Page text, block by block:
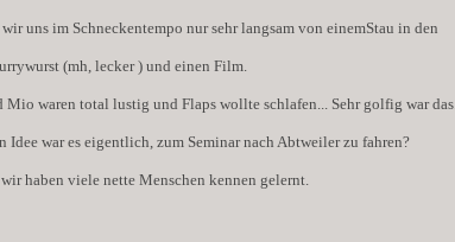
uns im Schneckentempo nur sehr langsam von einemStau in den
(mh, lecker) und einen Film.
waren total lustig und Flaps wollte schlafen... Sehr golfig war das.
Idee war es eigentlich, zum Seminar nach Abtweiler zu fahren?
haben viele nette Menschen kennen gelernt.